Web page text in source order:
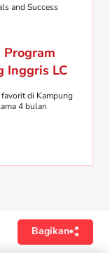
and Success
Inggris LC
di Kampung
4 bulan
Bagikan